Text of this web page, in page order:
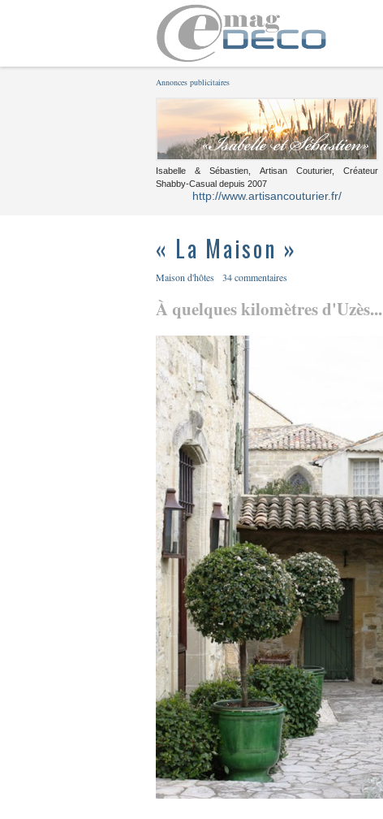
Annonces publicitaires
Isabelle & Sébastien, Artisan Couturier, Créateur
Shabby-Casual depuis 2007
http://www.artisancouturier.fr/
« La Maison »
Maison d'hôtes 34 commentaires
À quelques kilomètres d'Uzès...